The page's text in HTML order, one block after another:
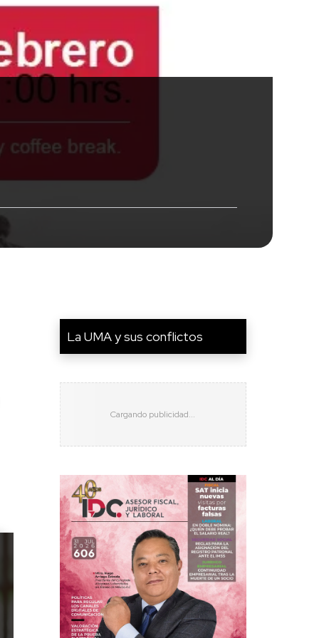
La UMA y sus conflictos